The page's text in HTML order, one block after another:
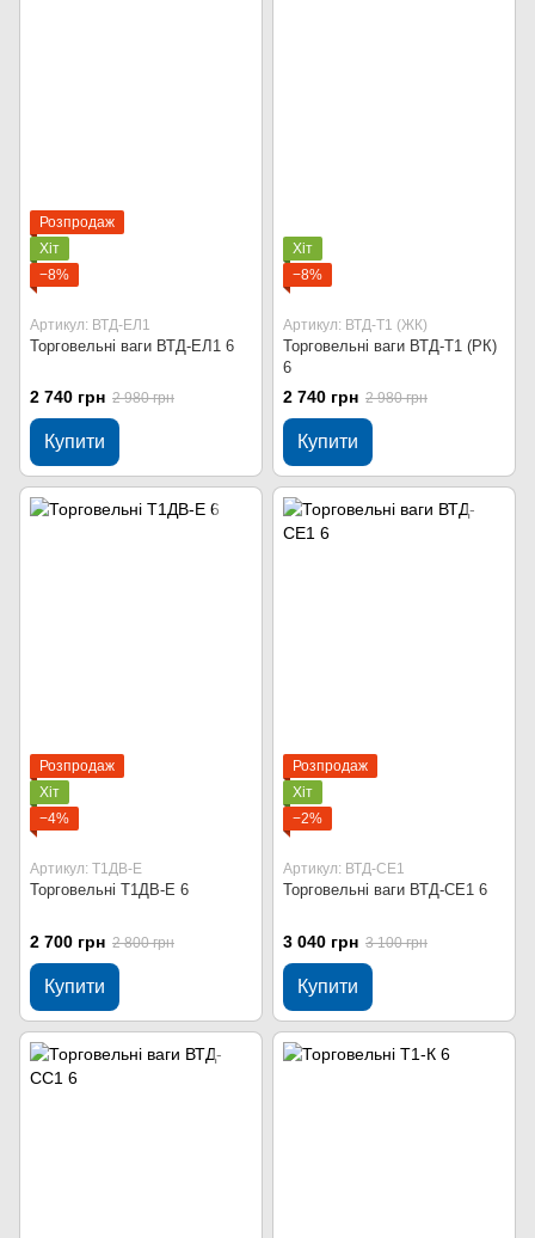
Розпродаж
Хіт
−8%
Артикул: ВТД-ЕЛ1
Торговельні ваги ВТД-ЕЛ1 6
2 740 грн 2 980 грн
Купити
Хіт
−8%
Артикул: ВТД-Т1 (ЖК)
Торговельні ваги ВТД-Т1 (РК)
6
2 740 грн 2 980 грн
Купити
Розпродаж
Хіт
−4%
Артикул: Т1ДВ-Е
Торговельні Т1ДВ-Е 6
2 700 грн 2 800 грн
Купити
Розпродаж
Хіт
−2%
Артикул: ВТД-СЕ1
Торговельні ваги ВТД-СЕ1 6
3 040 грн 3 100 грн
Купити